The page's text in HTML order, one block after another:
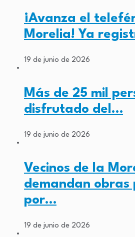
¡Avanza el
Morelia! Ya
19 de junio de 2026
Más de 25 mil
disfrutado del…
19 de junio de 2026
Vecinos de la
demandan obras
por…
19 de junio de 2026